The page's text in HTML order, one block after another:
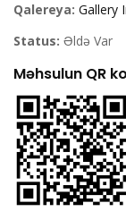
Qalereya: Gallery
Status: Əldə Var
Məhsulun QR